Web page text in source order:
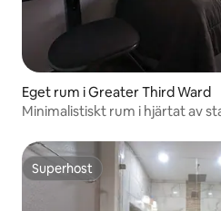
Eget rum i Greater Third Ward
Minimalistiskt rum i hjärtat av
Superhost
Superhost